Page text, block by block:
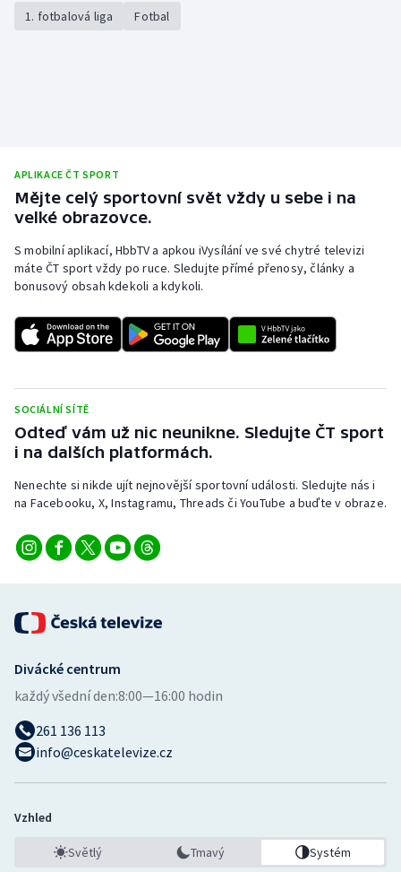
Veslování
Vodní slalom
Volejbal
Ostatní
1. fotbalová liga Fotbal
APLIKACE ČT SPORT
Mějte celý sportovní svět vždy u sebe i na
velké obrazovce.
S mobilní aplikací, HbbTV a apkou iVysílání ve své chytré televizi
máte ČT sport vždy po ruce. Sledujte přímé přenosy, články a
bonusový obsah kdekoli a kdykoli.
SOCIÁLNÍ SÍTĚ
Odteď vám už nic neunikne. Sledujte ČT sport
i na dalších platformách.
Nenechte si nikde ujít nejnovější sportovní události. Sledujte nás i
na Facebooku, X, Instagramu, Threads či YouTube a buďte v obraze.
Divácké centrum
každý všední den:8:00—16:00 hodin
261 136 113
info@ceskatelevize.cz
Vzhled
Světlý Tmavý Systém